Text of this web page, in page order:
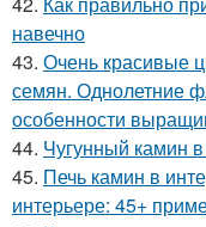
навечно
43. Очень красивые
семян. Однолетние
особенности
44. Чугунный камин
45. Печь камин в
интерьере: 45+